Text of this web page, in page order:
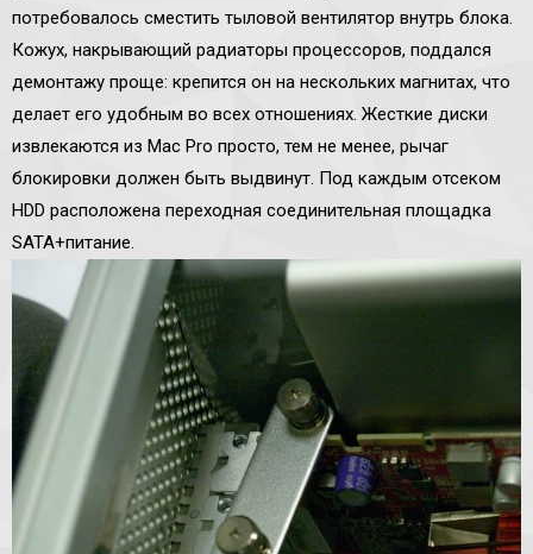
потребовалось сместить тыловой вентилятор внутрь блока.
Кожух, накрывающий радиаторы процессоров, поддался
демонтажу проще: крепится он на нескольких магнитах, что
делает его удобным во всех отношениях. Жесткие диски
извлекаются из Mac Pro просто, тем не менее, рычаг
блокировки должен быть выдвинут. Под каждым отсеком
HDD расположена переходная соединительная площадка
SATA+питание.